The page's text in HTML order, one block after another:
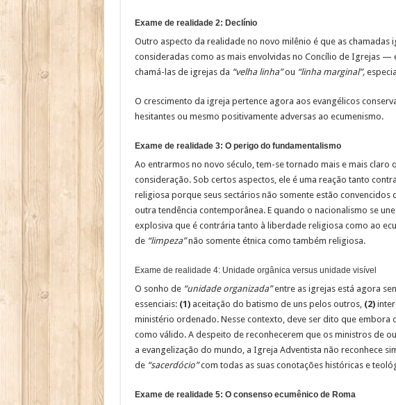
Exame de realidade 2: Declínio
Outro aspecto da realidade no novo milênio é que as
consideradas como as mais envolvidas no Concílio de Igrejas —
chamá-las de igrejas da “velha linha”ou “linha marginal”,
O crescimento da igreja pertence agora aos evangélicos
hesitantes ou mesmo positivamente adversas ao ecumenismo.
Exame de realidade 3: O perigo do fundamentalismo
Ao entrarmos no novo século, tem-se tornado mais e mais
consideração. Sob certos aspectos, ele é uma reação tanto
religiosa porque seus sectários não somente estão
outra tendência contemporânea. E quando o nacionalismo se
explosiva que é contrária tanto à liberdade religiosa como ao
de “limpeza”não somente étnica como também religiosa.
Exame de realidade 4: Unidade orgânica versus unidade visível
O sonho de “unidade organizada”entre as igrejas está agora
essenciais: (1)aceitação do batismo de uns pelos outros, (2)
ministério ordenado. Nesse contexto, deve ser dito que
como válido. A despeito de reconhecerem que os ministros de
a evangelização do mundo, a Igreja Adventista não reconhece
de “sacerdócio”com todas as suas conotações históricas e
Exame de realidade 5: O consenso ecumênico de Roma